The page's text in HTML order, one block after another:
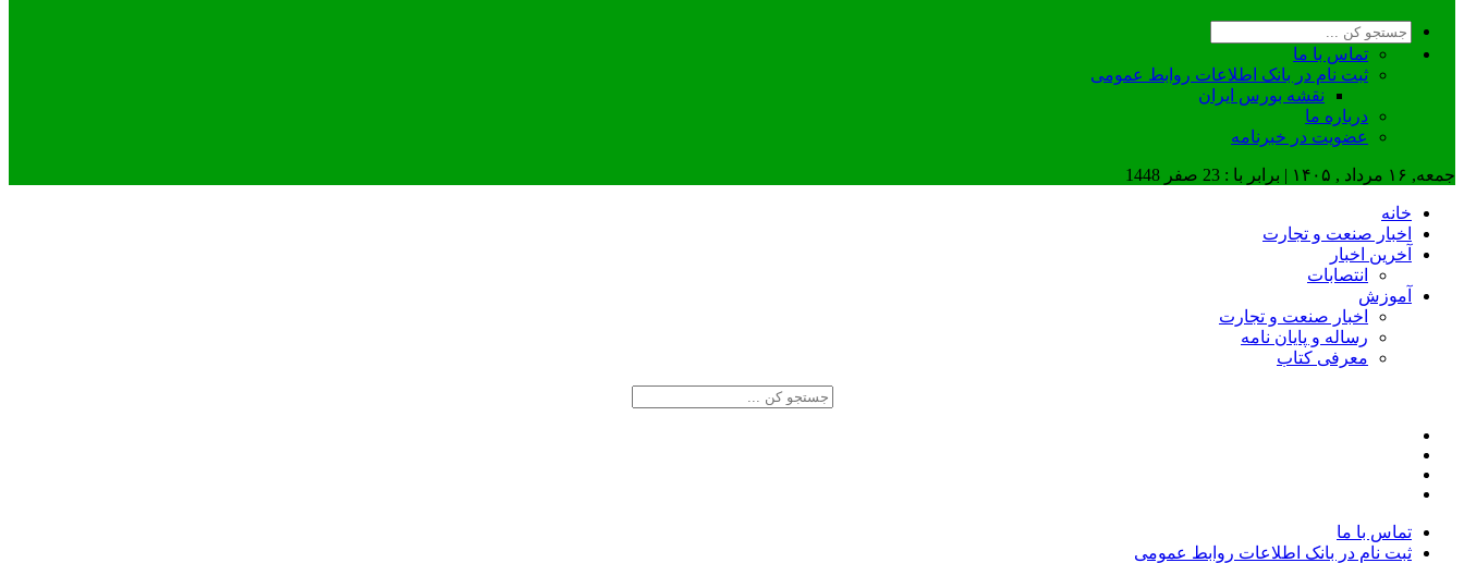
تماس با ما
ثبت نام در بانک اطلاعات روابط عمومی
نقشه بورس ایران
درباره ما
عضويت در خبرنامه
جمعه, ۱۶ مرداد , ۱۴۰۵ | برابر با : 23 صفر 1448
خانه
اخبار صنعت و تجارت
آخرین اخبار
انتصابات
آموزش
اخبار صنعت و تجارت
رساله و پایان نامه
معرفی کتاب
تماس با ما
ثبت نام در بانک اطلاعات روابط عمومی